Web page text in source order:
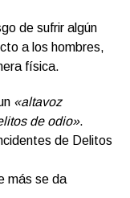
de sufrir algún
a los hombres,
física.
«altavoz
de odio».
de Delitos
más se da